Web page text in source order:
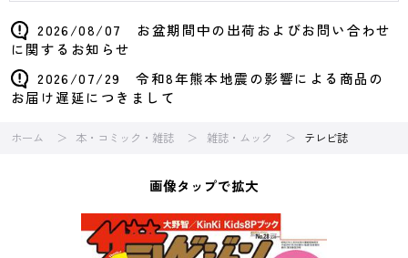
2026/08/07 お盆期間中の出荷およびお問い合わせ
に関するお知らせ
2026/07/29 令和8年熊本地震の影響による商品の
お届け遅延につきまして
ホーム 本・コミック・雑誌 雑誌・ムック テレビ誌
画像タップで拡大